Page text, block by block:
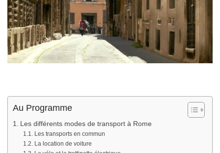
Au Programme
Les différents modes de transport à Rome
Les transports en commun
La location de voiture